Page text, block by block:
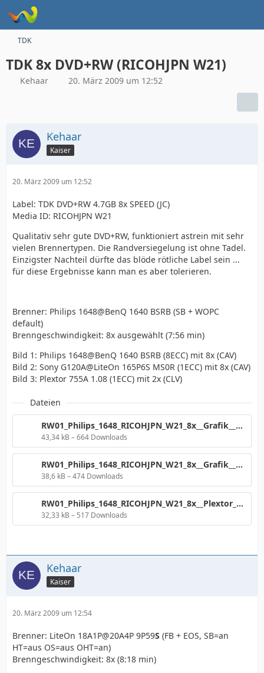
TDK
TDK 8x DVD+RW (RICOHJPN W21)
Kehaar 20. März 2009 um 12:52
Kehaar
Kaiser
20. März 2009 um 12:52
Label: TDK DVD+RW 4.7GB 8x SPEED (JC)
Media ID: RICOHJPN W21
Qualitativ sehr gute DVD+RW, funktioniert astrein mit sehr
vielen Brennertypen. Die Randversiegelung ist ohne Tadel.
Einzigster Nachteil dürfte das blöde rötliche Label sein ...
für diese Ergebnisse kann man es aber tolerieren.
Brenner: Philips 1648@BenQ 1640 BSRB (SB + WOPC
default)
Brenngeschwindigkeit: 8x ausgewählt (7:56 min)
Bild 1: Philips 1648@BenQ 1640 BSRB (8ECC) mit 8x (CAV)
Bild 2: Sony G120A@LiteOn 165P6S MS0R (1ECC) mit 8x (CAV)
Bild 3: Plextor 755A 1.08 (1ECC) mit 2x (CLV)
Dateien
RW01_Philips_1648_RICOHJPN_W21_8x__Grafik__1640Nr2.png
43,34 kB – 664 Downloads
RW01_Philips_1648_RICOHJPN_W21_8x__Grafik__LiteOn.png
38,6 kB – 474 Downloads
RW01_Philips_1648_RICOHJPN_W21_8x__Plextor__2x.png
32,33 kB – 517 Downloads
Kehaar
Kaiser
20. März 2009 um 12:54
Brenner: LiteOn 18A1P@20A4P 9P59S (FB + EOS, SB=an
HT=aus OS=aus OHT=an)
Brenngeschwindigkeit: 8x (8:18 min)